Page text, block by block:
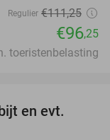
Regulier €111,25
€96,25
toeristenbelasting
en evt.